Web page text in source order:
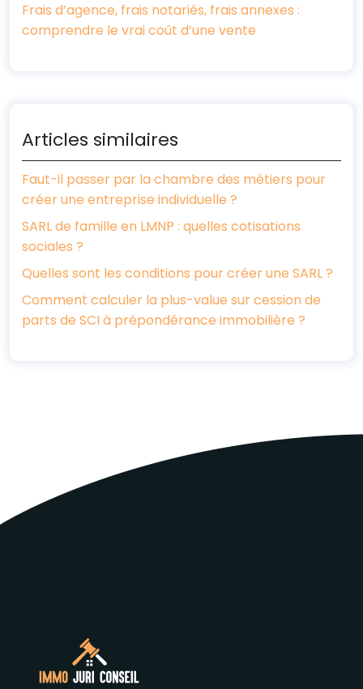
Frais d’agence, frais notariés, frais annexes :
comprendre le vrai coût d’une vente
Articles similaires
Faut-il passer par la chambre des métiers pour
créer une entreprise individuelle ?
SARL de famille en LMNP : quelles cotisations
sociales ?
Quelles sont les conditions pour créer une SARL ?
Comment calculer la plus-value sur cession de
parts de SCI à prépondérance immobilière ?